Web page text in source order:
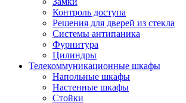
Контроль доступа
Решения для дверей из стекла
Системы антипаника
Фурнитура
Цилиндры
Телекоммуникационные шкафы
Напольные шкафы
Настенные шкафы
Стойки